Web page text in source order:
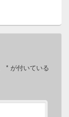
* が付いている